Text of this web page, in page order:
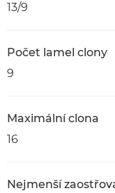
13/9
Počet lamel clony
9
Maximální clona
16
Nejmenší